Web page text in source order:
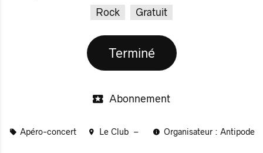
Rock Gratuit
Terminé
Abonnement
Apéro-concert Le Club Organisateur : Antipode